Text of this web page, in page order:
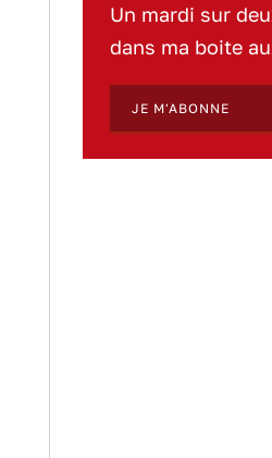
Un mardi sur
dans ma boite
JE M'ABONNE